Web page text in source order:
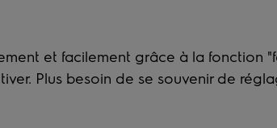
et facilement grâce à la fonction
Plus besoin de se souvenir de